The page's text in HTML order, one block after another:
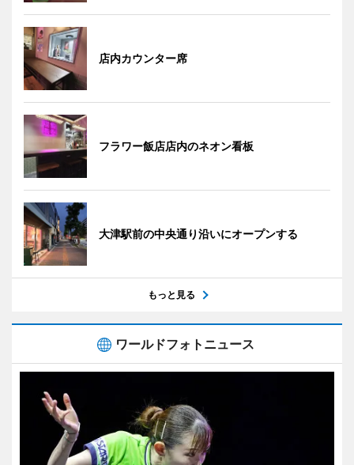
店内カウンター席
フラワー飯店店内のネオン看板
大津駅前の中央通り沿いにオープンする
もっと見る
ワールドフォトニュース